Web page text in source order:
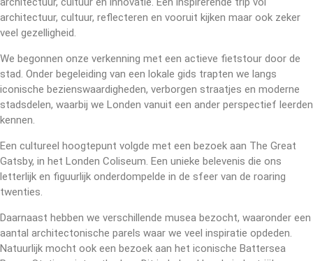
architectuur, cultuur, reflecteren en vooruit kijken maar ook zeker
veel gezelligheid.
We begonnen onze verkenning met een actieve fietstour door de
stad. Onder begeleiding van een lokale gids trapten we langs
iconische bezienswaardigheden, verborgen straatjes en moderne
stadsdelen, waarbij we Londen vanuit een ander perspectief leerden
kennen.
Een cultureel hoogtepunt volgde met een bezoek aan The Great
Gatsby, in het Londen Coliseum. Een unieke belevenis die ons
letterlijk en figuurlijk onderdompelde in de sfeer van de roaring
twenties.
Daarnaast hebben we verschillende musea bezocht, waaronder een
aantal architectonische parels waar we veel inspiratie opdeden.
Natuurlijk mocht ook een bezoek aan het iconische Battersea